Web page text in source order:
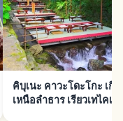
คิบุเนะ คาวะโดะโกะ เกีย
เหนือลำธาร เรียวเทไคเซ